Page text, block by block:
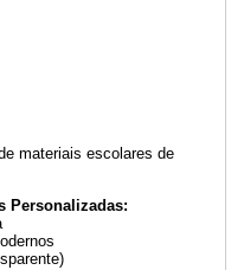
materiais escolares de
Personalizadas: